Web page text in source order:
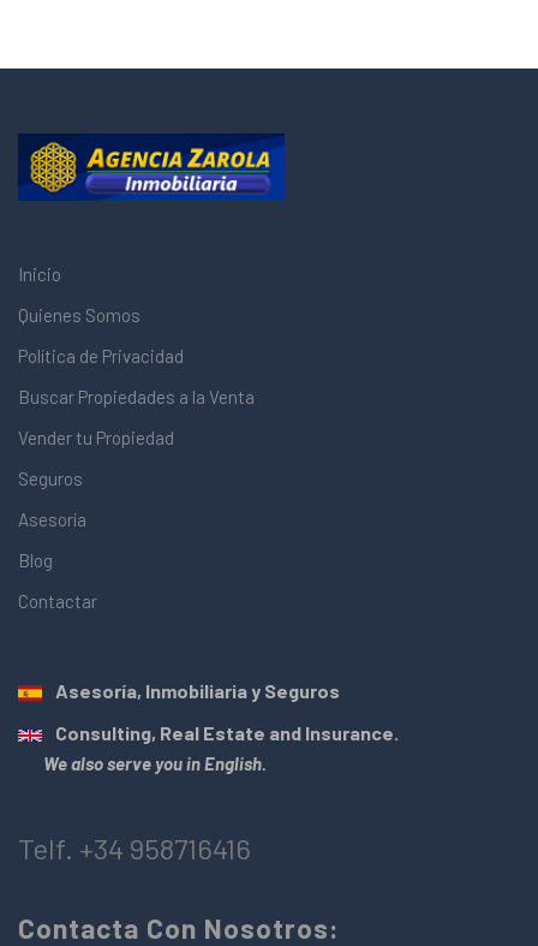
Inicio
Quienes Somos
Política de Privacidad
Buscar Propiedades a la Venta
Vender tu Propiedad
Seguros
Asesoría
Blog
Contactar
Asesoría, Inmobiliaria y Seguros
Consulting, Real Estate and Insurance.
We also serve you in English.
Telf. +34 958716416
Contacta Con Nosotros: